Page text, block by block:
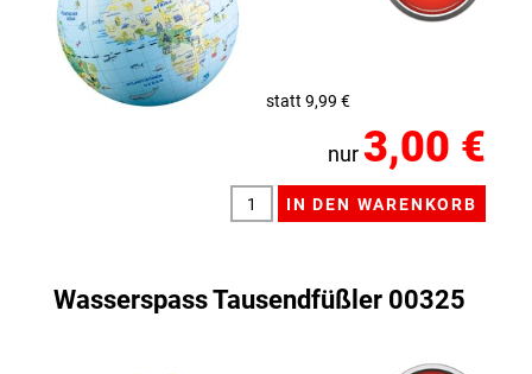
statt 9,99 €
nur3,00 €
Wasserspass Tausendfüßler 00325